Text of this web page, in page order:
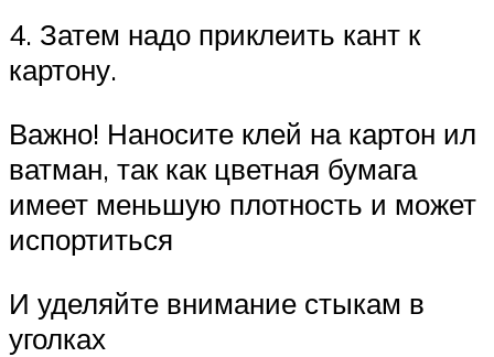
4. Затем надо приклеить кант к
картону.
Важно! Наносите клей на картон ил
ватман, так как цветная бумага
имеет меньшую плотность и может
испортиться
И уделяйте внимание стыкам в
уголках